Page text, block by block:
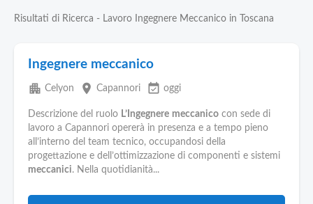
Blog
Pubblica
Offerte
Risultati di Ricerca - Lavoro Ingegnere Meccanico in Toscana
Ingegnere meccanico
apartment Celyon place Capannori event_available oggi
Descrizione del ruolo L’Ingegnere meccanico con sede di
lavoro a Capannori opererà in presenza e a tempo pieno
all’interno del team tecnico, occupandosi della
progettazione e dell’ottimizzazione di componenti e sistemi
meccanici. Nella quotidianità...